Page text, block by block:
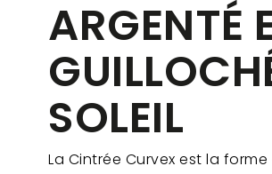
ARGENTÉ
SOLEIL
La Cintrée Curvex est la